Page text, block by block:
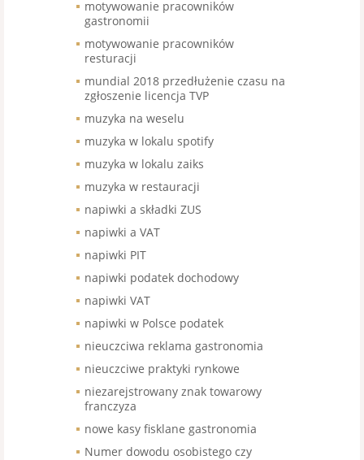
motywowanie pracowników
gastronomii
motywowanie pracowników
resturacji
mundial 2018 przedłużenie czasu na
zgłoszenie licencja TVP
muzyka na weselu
muzyka w lokalu spotify
muzyka w lokalu zaiks
muzyka w restauracji
napiwki a składki ZUS
napiwki a VAT
napiwki PIT
napiwki podatek dochodowy
napiwki VAT
napiwki w Polsce podatek
nieuczciwa reklama gastronomia
nieuczciwe praktyki rynkowe
niezarejstrowany znak towarowy
franczyza
nowe kasy fisklane gastronomia
Numer dowodu osobistego czy